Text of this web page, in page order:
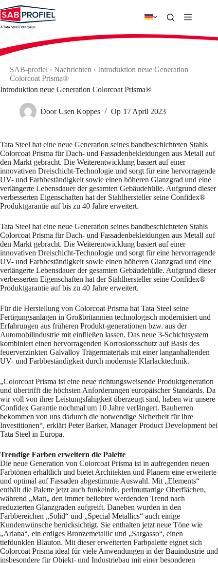
Inhalt
springen
SAB-profiel › Nachrichten › Introduktion neue Generation
Colorcoat Prisma®
Introduktion neue Generation Colorcoat Prisma®
Door Usen Koppes Op 17 April 2023
Tata Steel hat eine neue Generation seines bandbeschichteten Stahls
Colorcoat Prisma für Dach- und Fassadenbekleidungen aus Metall auf
den Markt gebracht. Die Weiterentwicklung basiert auf einer
innovativen Dreischicht-Technologie und sorgt für eine hervorragende
UV- und Farbbeständigkeit sowie einen höheren Glanzgrad und eine
verlängerte Lebensdauer der gesamten Gebäudehülle. Aufgrund dieser
verbesserten Eigenschaften hat der Stahlhersteller seine Confidex®
Produktgarantie auf bis zu 40 Jahre erweitert.
Tata Steel hat eine neue Generation seines bandbeschichteten Stahls
Colorcoat Prisma für Dach- und Fassadenbekleidungen aus Metall auf
den Markt gebracht. Die Weiterentwicklung basiert auf einer
innovativen Dreischicht-Technologie und sorgt für eine hervorragende
UV- und Farbbeständigkeit sowie einen höheren Glanzgrad und eine
verlängerte Lebensdauer der gesamten Gebäudehülle. Aufgrund dieser
verbesserten Eigenschaften hat der Stahlhersteller seine Confidex®
Produktgarantie auf bis zu 40 Jahre erweitert.
Für die Herstellung von Colorcoat Prisma hat Tata Steel seine
Fertigungsanlagen in Großbritannien technologisch modernisiert und
Erfahrungen aus früheren Produkt-generationen bzw. aus der
Automobilindustrie mit einfließen lassen. Das neue 3-Schichtsystem
kombiniert einen hervorragenden Korrosionsschutz auf Basis des
feuerverzinkten Galvalloy Trägermaterials mit einer langanhaltenden
UV- und Farbbeständigkeit durch modernste Klarlacktechnik.
„Colorcoat Prisma ist eine neue richtungsweisende Produktgeneration
und übertrifft die höchsten Anforderungen europäischer Standards. Da
wir voll von ihrer Leistungsfähigkeit überzeugt sind, haben wir unsere
Confidex Garantie nochmal um 10 Jahre verlängert. Bauherren
bekommen von uns dadurch die notwendige Sicherheit für ihre
Investitionen“, erklärt Peter Barker, Manager Product Development bei
Tata Steel in Europa.
Trendige Farben erweitern die Palette
Die neue Generation von Colorcoat Prisma ist in aufregenden neuen
Farbtönen erhältlich und bietet Architekten und Planern eine erweiterte
und optimal auf Fassaden abgestimmte Auswahl. Mit „Elements“
enthält die Palette jetzt auch funkelnde, perlmuttartige Oberflächen,
während „Matt„ den immer beliebter werdenden Trend nach
reduzierten Glanzgraden aufgreift. Daneben wurden in den
Farbbereichen „Solid“ und „Special Metallics“ auch einige
Kundenwünsche berücksichtigt. Sie enthalten jetzt neue Töne wie
„Ariana“, ein erdiges Bronzemetallic und „Sargasso“, einen
tiefdunklen Blauton. Mit dieser erweiterten Farbpalette eignet sich
Colorcoat Prisma ideal für viele Anwendungen in der Bauindustrie und
insbesondere für Objekt- und Industriebau mit einer besonderen